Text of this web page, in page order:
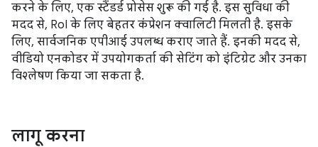
करने के लिए, एक स्टैंडर्ड प्रोसेस शुरू की गई है. इस सुविधा की
मदद से, RoI के लिए बेहतर कंप्रेशन क्वालिटी मिलती है. इसके
लिए, सार्वजनिक एपीआई उपलब्ध कराए जाते हैं. इनकी मदद से,
वीडियो एनकोडर में उपयोगकर्ता की सेटिंग को इंटिग्रेट और उनका
विश्लेषण किया जा सकता है.
लागू करना